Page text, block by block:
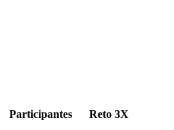
Participantes Reto 3X